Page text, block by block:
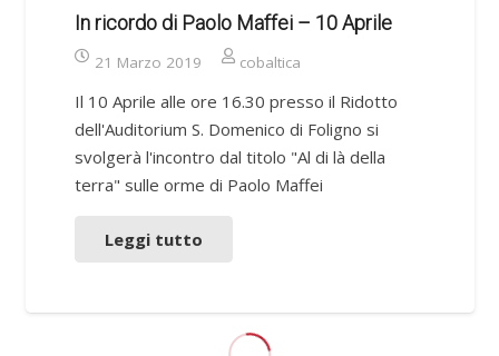
In ricordo di Paolo Maffei – 10 Aprile
21 Marzo 2019 cobaltica
Il 10 Aprile alle ore 16.30 presso il Ridotto
dell'Auditorium S. Domenico di Foligno si
svolgerà l'incontro dal titolo "Al di là della
terra" sulle orme di Paolo Maffei
Leggi tutto